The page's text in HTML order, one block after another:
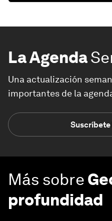
La Agenda
Una actualización
importantes de la
Suscríbete
Más sobre
profundidad